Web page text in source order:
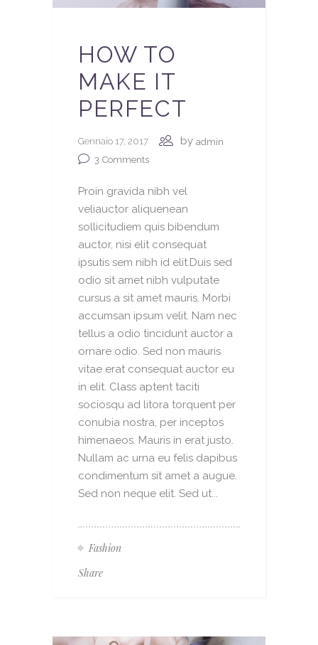
HOW TO
MAKE IT
PERFECT
Gennaio 17, 2017 by admin
3 Comments
Proin gravida nibh vel
veliauctor aliquenean
sollicitudiem quis bibendum
auctor, nisi elit consequat
ipsutis sem nibh id elit.Duis sed
odio sit amet nibh vulputate
cursus a sit amet mauris. Morbi
accumsan ipsum velit. Nam nec
tellus a odio tincidunt auctor a
ornare odio. Sed non mauris
vitae erat consequat auctor eu
in elit. Class aptent taciti
sociosqu ad litora torquent per
conubia nostra, per inceptos
himenaeos. Mauris in erat justo.
Nullam ac urna eu felis dapibus
condimentum sit amet a augue.
Sed non neque elit. Sed ut...
Fashion
Share